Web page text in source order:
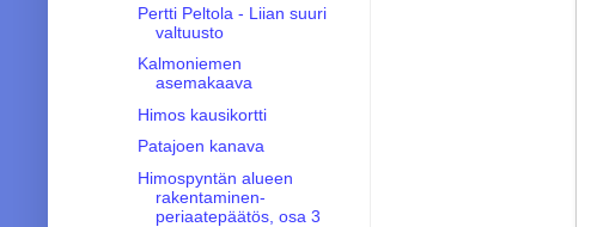
Pertti Peltola - Liian suuri
valtuusto
Kalmoniemen
asemakaava
Himos kausikortti
Patajoen kanava
Himospyntän alueen
rakentaminen-
periaatepäätös, osa 3